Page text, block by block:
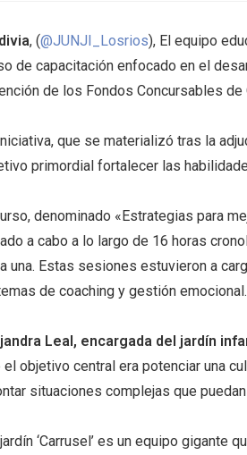
, (@JUNJI_Losrios), El equipo
de capacitación enfocado en el
de los Fondos Concursables
que se materializó tras la
primordial fortalecer las
denominado «Estrategias para
a cabo a lo largo de 16 horas
una. Estas sesiones estuvieron a
de coaching y gestión emocional.
Leal, encargada del jardín
el objetivo central era potenciar una
situaciones complejas que
‘Carrusel’ es un equipo